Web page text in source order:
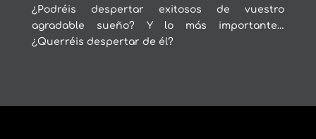
¿Podréis despertar exitosos de vuestro
agradable sueño? Y lo más importante…
¿Querréis despertar de él?